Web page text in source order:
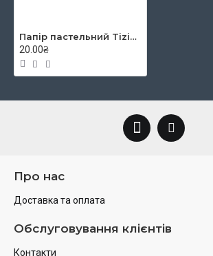
Папір пастельний Tiziano A4 (21*29,7см), №18 adriatic, 160г/м2, синій, середнє зерно, Fabriano
20.00₴
Про нас
Доставка та оплата
Обслуговування клієнтів
Контакти